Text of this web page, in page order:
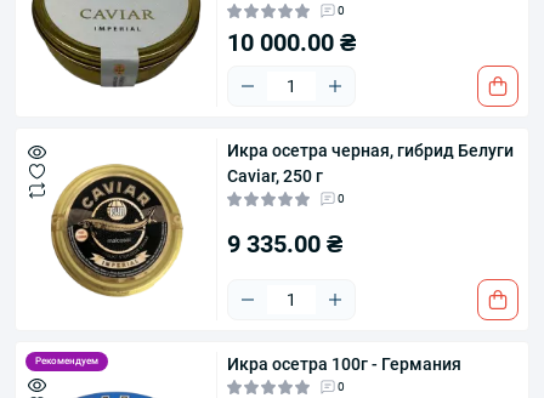
0
10 000.00 ₴
Икра осетра черная, гибрид Белуги
Caviar, 250 г
0
9 335.00 ₴
Рекомендуем Икра осетра 100г - Германия
0